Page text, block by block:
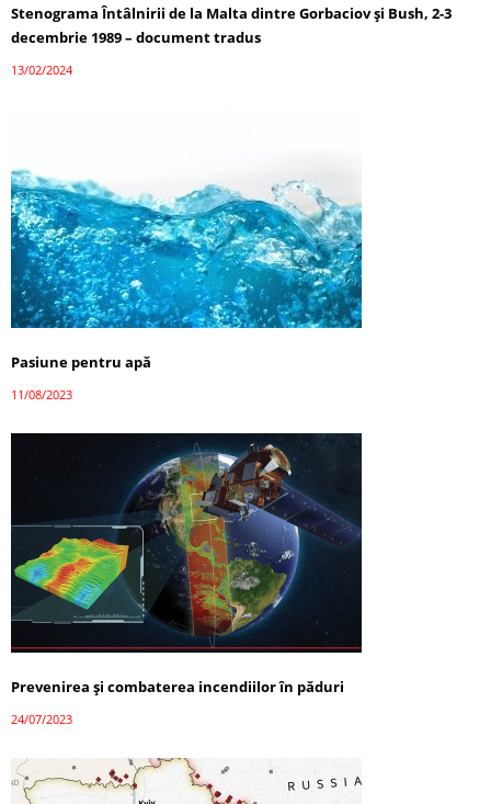
Stenograma Întâlnirii de la Malta dintre Gorbaciov și Bush, 2-3
decembrie 1989 – document tradus
13/02/2024
Pasiune pentru apă
11/08/2023
Prevenirea și combaterea incendiilor în păduri
24/07/2023